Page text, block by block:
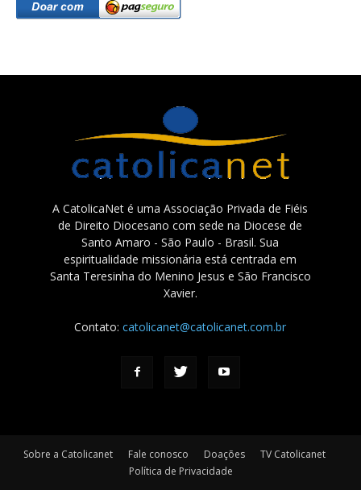
A CatolicaNet é uma Associação Privada de Fiéis
de Direito Diocesano com sede na Diocese de
Santo Amaro - São Paulo - Brasil. Sua
espiritualidade missionária está centrada em
Santa Teresinha do Menino Jesus e São Francisco
Xavier.
Contato:catolicanet@catolicanet.com.br
Sobre a Catolicanet Fale conosco Doações
TV Catolicanet
Política de Privacidade